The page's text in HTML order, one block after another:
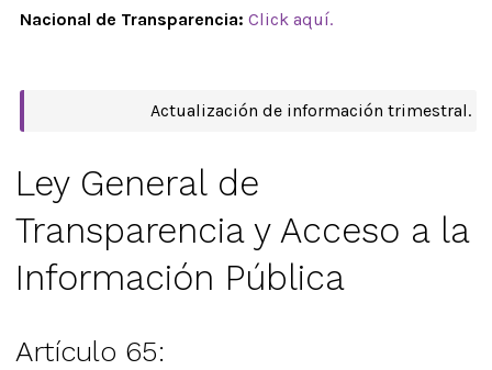
Nacional de Transparencia:Click aquí.
Actualización de información trimestral.
Ley General de
Transparencia y Acceso a la
Información Pública
Artículo 65: